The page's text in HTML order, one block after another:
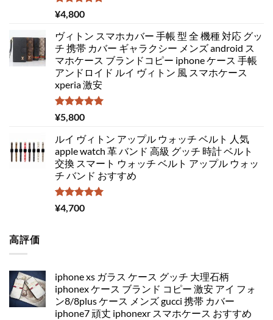
5段階中
5.00
¥4,800
ヴィトン スマホカバー 手帳 型 全 機種 対応 グッ
チ 携帯 カバー ギャラクシー メンズ android ス
マホケース ブランドコピー iphone ケース 手帳
アンドロイド ルイ ヴィトン 風 スマホケース
xperia 激安
5段階中
5.00
¥5,800
ルイ ヴィトン アップル ウォッチ ベルト 人気
apple watch 革 バンド 高級 グッチ 時計 ベルト
交換 スマート ウォッチ ベルト アップル ウォッ
チ バンド おすすめ
5段階中
5.00
¥4,700
高評価
iphone xs ガラス ケース グッチ 大理石柄
iphonex ケース ブランド コピー 激安 アイ フォ
ン8/8plus ケース メンズ gucci 携帯 カバー
iphone7 頑丈 iphonexr スマホケース おすすめ